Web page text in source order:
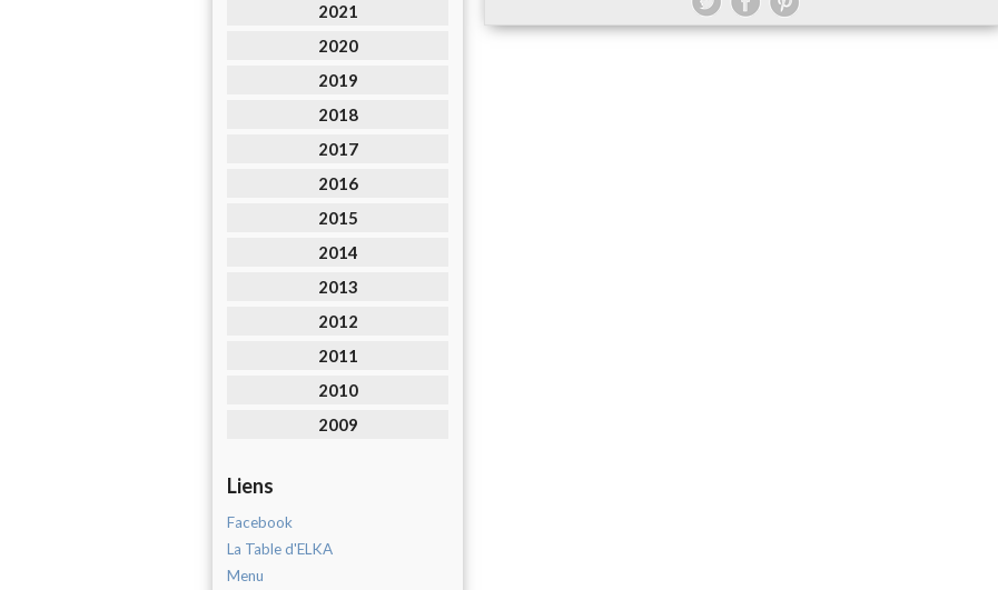
2021
2020
2019
2018
2017
2016
2015
2014
2013
2012
2011
2010
2009
Liens
Facebook
La Table d'ELKA
Menu